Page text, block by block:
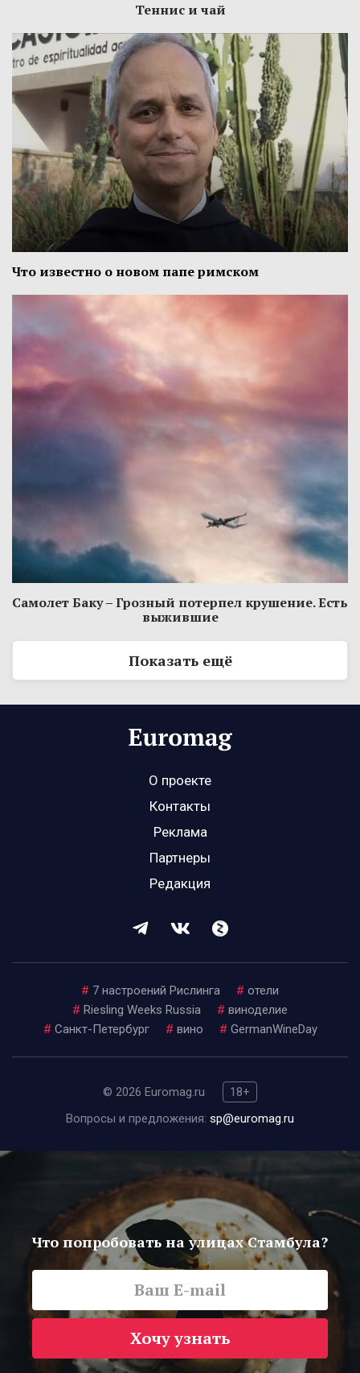
Теннис и чай
Что известно о новом папе римском
Самолет Баку – Грозный потерпел крушение. Есть
выжившие
Показать ещё
О проекте
Контакты
Реклама
Партнеры
Редакция
# 7 настроений Рислинга # отели
# Riesling Weeks Russia # виноделие
# Санкт-Петербург # вино # GermanWineDay
© 2026 Euromag.ru
18+
Вопросы и предложения: sp@euromag.ru
Что попробовать на улицах Стамбула?
Хочу узнать